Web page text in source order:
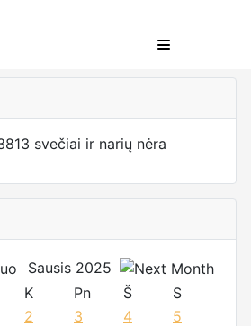
svečiai ir narių nėra
Sausis 2025
K Pn Š
S
2 3 4
5